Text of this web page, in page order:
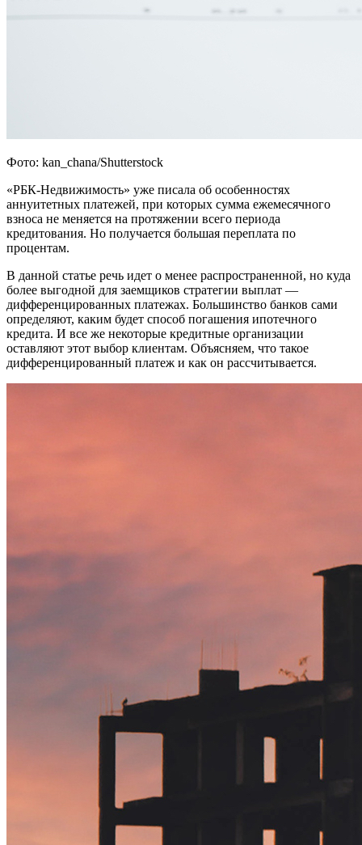
Фото: kan_chana/Shutterstock
«РБК-Недвижимость» уже писала об особенностях
аннуитетных платежей, при которых сумма ежемесячного
взноса не меняется на протяжении всего периода
кредитования. Но получается большая переплата по
процентам.
В данной статье речь идет о менее распространенной, но куда
более выгодной для заемщиков стратегии выплат —
дифференцированных платежах. Большинство банков сами
определяют, каким будет способ погашения ипотечного
кредита. И все же некоторые кредитные организации
оставляют этот выбор клиентам. Объясняем, что такое
дифференцированный платеж и как он рассчитывается.